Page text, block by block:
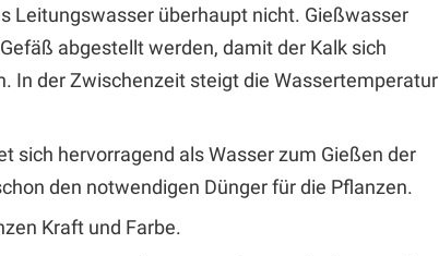
Leitungswasser überhaupt nicht. Gießwasser
abgestellt werden, damit der Kalk sich
In der Zwischenzeit steigt die Wassertemperatur
sich hervorragend als Wasser zum Gießen der
den notwendigen Dünger für die Pflanzen.
Kraft und Farbe.